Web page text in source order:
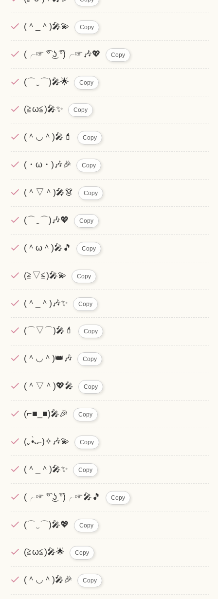
(＾_＾)🎤💫 Copy
(╭☞ ͡° ͜ʖ ͡°)╭☞🎶💖 Copy
(⌒‿⌒)🎤🌟 Copy
(≧ω≦)🎤✨ Copy
(＾◡＾)🎤💄 Copy
(・ω・)🎶🎉 Copy
(＾▽＾)🎤👗 Copy
(⌒‿⌒)🎶💖 Copy
(＾ω＾)🎤🎵 Copy
(≧▽≦)🎤💫 Copy
(＾_＾)🎶✨ Copy
(⌒▽⌒)🎤💄 Copy
(＾◡＾)👑🎶 Copy
(＾▽＾)💖🎤 Copy
(⌐■_■)🎤🎉 Copy
(｡•̀ᴗ-)✧🎶💫 Copy
(＾_＾)🎤✨ Copy
(╭☞ ͡° ͜ʖ ͡°)╭☞🎤🎵 Copy
(⌒‿⌒)🎤💖 Copy
(≧ω≦)🎤🌟 Copy
(＾◡＾)🎤🎉 Copy